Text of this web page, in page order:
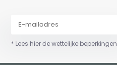
* Lees hier de wettelijke beperkingen